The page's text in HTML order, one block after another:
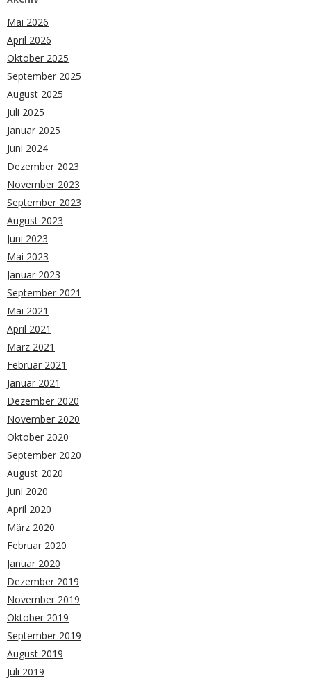
Mai 2026
April 2026
Oktober 2025
September 2025
August 2025
Juli 2025
Januar 2025
Juni 2024
Dezember 2023
November 2023
September 2023
August 2023
Juni 2023
Mai 2023
Januar 2023
September 2021
Mai 2021
April 2021
März 2021
Februar 2021
Januar 2021
Dezember 2020
November 2020
Oktober 2020
September 2020
August 2020
Juni 2020
April 2020
März 2020
Februar 2020
Januar 2020
Dezember 2019
November 2019
Oktober 2019
September 2019
August 2019
Juli 2019